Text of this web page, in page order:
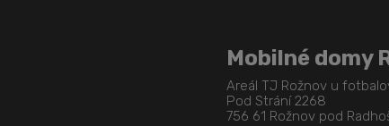
Mobilné domy
Areál TJ Rožnov u
Pod Strání 2268
756 61 Rožnov pod